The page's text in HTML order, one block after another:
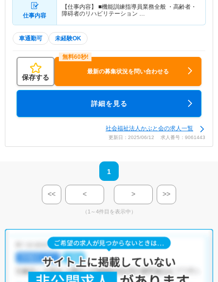
仕事内容
【仕事内容】 ■機能訓練指導員業務全般 ・高齢者・
障碍者のリハビリテーション …
車通勤可 未経験OK
保存する
最新の募集状況を問い合わせる
詳細を見る
社会福祉法人かぶと会の求人一覧
更新日：2025/06/12 求人番号：9061443
1
<< < > >>
（1～4件目を表示中）